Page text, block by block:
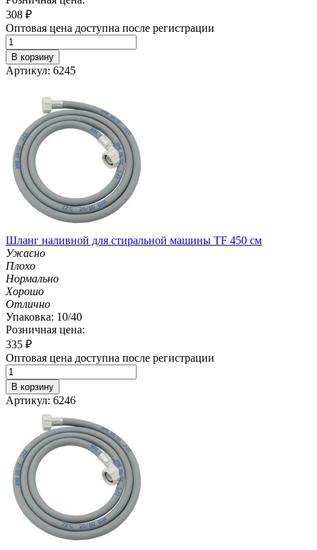
308 ₽
Оптовая цена доступна после регистрации
В корзину
Артикул: 6245
Шланг наливной для стиральной машины TF 450 см
Ужасно
Плохо
Нормально
Хорошо
Отлично
Упаковка: 10/40
Розничная цена:
335 ₽
Оптовая цена доступна после регистрации
В корзину
Артикул: 6246